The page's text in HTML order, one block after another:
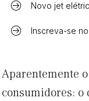
Novo jet
Inscreva-se
Aparentemente o
consumidores: o